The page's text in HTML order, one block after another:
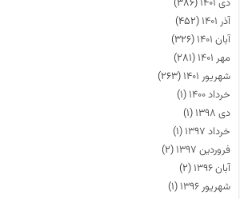
آذر ۱۴۰۱
(۴۵۲)
آبان ۱۴۰۱
(۳۲۶)
مهر ۱۴۰۱
(۲۸۱)
شهریور ۱۴۰۱
(۲۶۳)
خرداد ۱۴۰۰
(۱)
دی ۱۳۹۸
(۱)
خرداد ۱۳۹۷
(۱)
فروردین ۱۳۹۷
(۲)
آبان ۱۳۹۶
(۲)
شهریور ۱۳۹۶
(۱)